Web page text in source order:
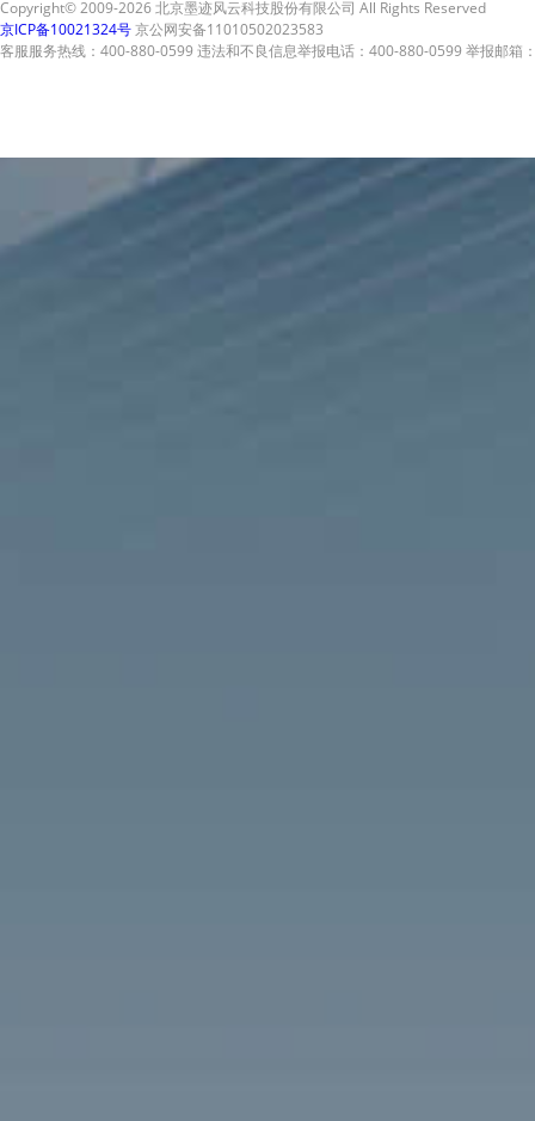
Copyright© 2009-2026 北京墨迹风云科技股份有限公司 All Rights Reserved
京ICP备10021324号京公网安备11010502023583
客服服务热线：400-880-0599 违法和不良信息举报电话：400-880-0599 举报邮箱